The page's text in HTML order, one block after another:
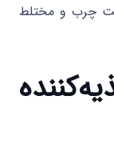
چرب و مختلط